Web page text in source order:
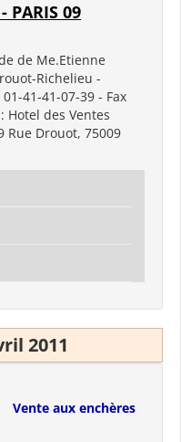
PARIS 09
de Me.Etienne
Richelieu -
41-41-07-39 - Fax
Hotel des Ventes
Rue Drouot, 75009
2011
Vente aux enchères